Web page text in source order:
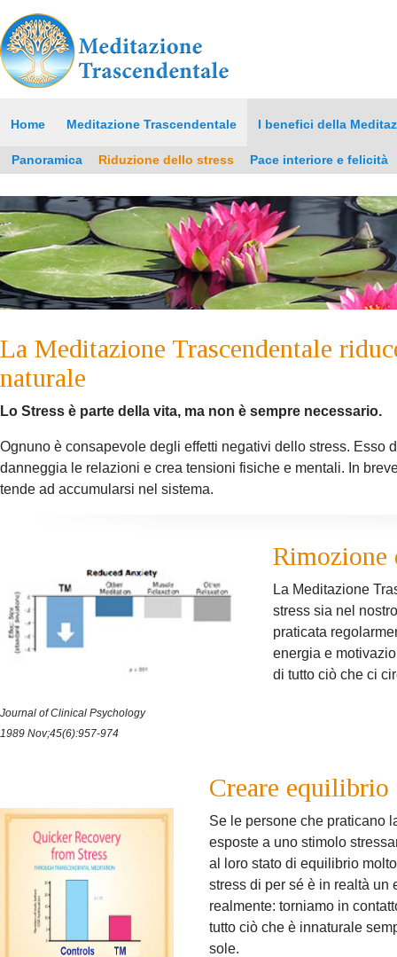
Home Meditazione Trascendentale I benefici della
Panoramica Riduzione dello stress Pace interiore e felicità
La Meditazione Trascendentale
naturale
Lo Stress è parte della vita, ma non è sempre necessario.
Ognuno è consapevole degli effetti negativi dello stress. Esso
danneggia le relazioni e crea tensioni fisiche e mentali. In
tende ad accumularsi nel sistema.
Journal of Clinical Psychology
1989 Nov;45(6):957-974
La Meditazione
stress sia nel
praticata
energia e
di tutto ciò che ci
Creare equilibrio
Se le persone che praticano
esposte a uno stimolo
al loro stato di equilibrio
stress di per sé è in realtà un
realmente: torniamo in
tutto ciò che è innaturale
sole.